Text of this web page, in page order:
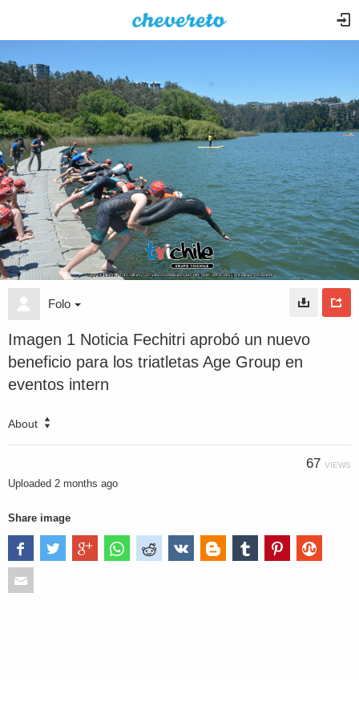
Folo
Imagen 1 Noticia Fechitri aprobó un nuevo
beneficio para los triatletas Age Group en
eventos intern
About
67 VIEWS
Uploaded 2 months ago
Share image